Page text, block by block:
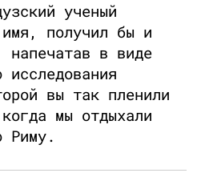
ученый
получил бы и
напечатав в виде
исследования
вы так пленили
мы отдыхали
Риму.